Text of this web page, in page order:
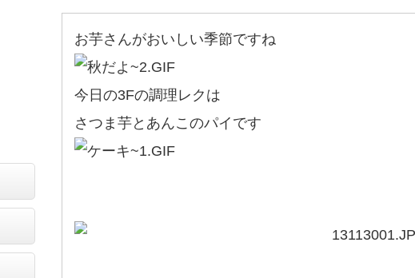
お芋さんがおいしい季節ですね
今日の3Fの調理レクは
さつま芋とあんこのパイです